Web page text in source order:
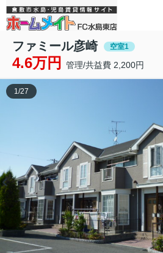
ファミール彦崎 空室1
4.6万円 管理/共益費 2,200円
1/27